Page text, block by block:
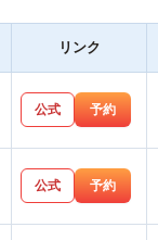
リンク
公式 予約
公式 予約